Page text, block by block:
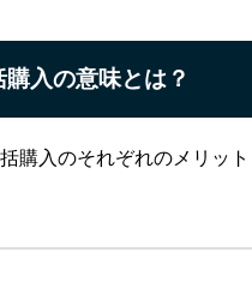
入の意味とは？
購入のそれぞれのメリッ